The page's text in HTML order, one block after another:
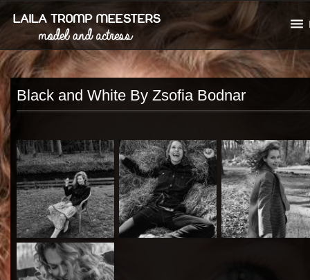
Black and White By Zsofia Bodnar